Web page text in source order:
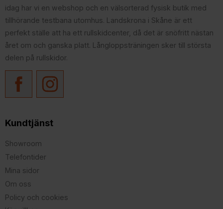
idag har vi en webshop och en välsorterad fysisk butik med
tillhörande testbana utomhus. Landskrona i Skåne är ett
perfekt ställe att ha ett rullskidcenter, då det är snöfritt nästan
året om och ganska platt. Långloppsträningen sker till största
delen på rullskidor.
Kundtjänst
Showroom
Telefontider
Mina sidor
Om oss
Policy och cookies